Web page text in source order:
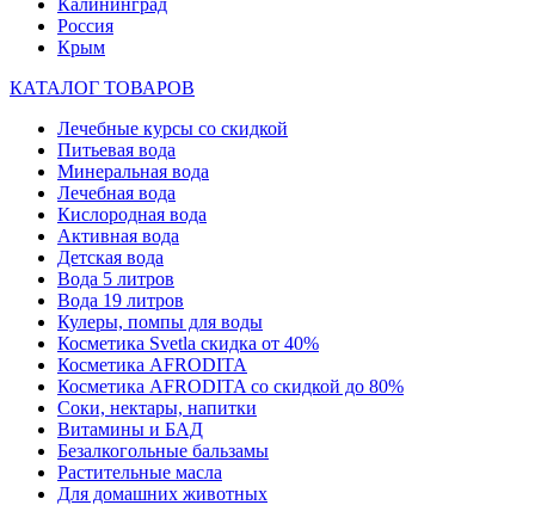
Россия
Крым
КАТАЛОГ ТОВАРОВ
Лечебные курсы со скидкой
Питьевая вода
Минеральная вода
Лечебная вода
Кислородная вода
Активная вода
Детская вода
Вода 5 литров
Вода 19 литров
Кулеры, помпы для воды
Косметика Svetla скидка от 40%
Косметика AFRODITA
Косметика AFRODITA со скидкой до 80%
Соки, нектары, напитки
Витамины и БАД
Безалкогольные бальзамы
Растительные масла
Для домашних животных